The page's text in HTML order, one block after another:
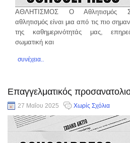
AΘΛΗΤΙΣΜΟΣ Ο Αθλητισμός
αθλητισμός είναι μια από τις πιο
της καθημερινότητάς μας,
σωματική και
συνέχεια..
Επαγγελματικός
27 Μαΐου 2025 Χωρίς Σχόλια